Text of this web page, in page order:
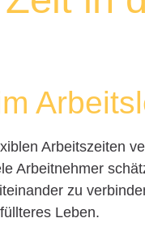
Arbeitszeiten
Arbeitnehmer
zu
Leben.